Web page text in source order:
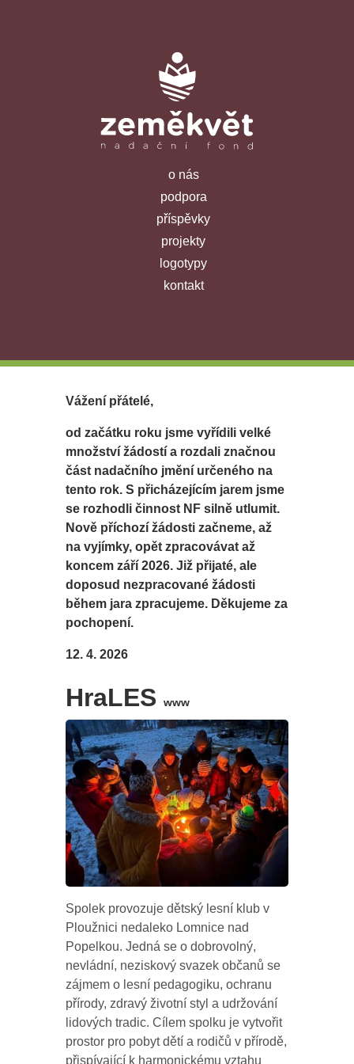
o nás
podpora
příspěvky
projekty
logotypy
kontakt
Vážení přátelé,
od začátku roku jsme vyřídili velké
množství žádostí a rozdali značnou
část nadačního jmění určeného na
tento rok. S přicházejícím jarem jsme
se rozhodli činnost NF silně utlumit.
Nově příchozí žádosti začneme, až
na vyjímky, opět zpracovávat až
koncem září 2026. Již přijaté, ale
doposud nezpracované žádosti
během jara zpracujeme. Děkujeme za
pochopení.
12. 4. 2026
HraLESwww
Spolek provozuje dětský lesní klub v
Ploužnici nedaleko Lomnice nad
Popelkou. Jedná se o dobrovolný,
nevládní, neziskový svazek občanů se
zájmem o lesní pedagogiku, ochranu
přírody, zdravý životní styl a udržování
lidových tradic. Cílem spolku je vytvořit
prostor pro pobyt dětí a rodičů v přírodě,
přispívající k harmonickému vztahu